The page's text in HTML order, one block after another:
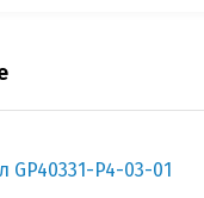
GP40331-P4-03-01